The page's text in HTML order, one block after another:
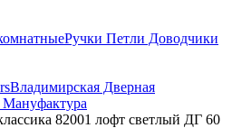
Ручки Петли Доводчики
Владимирская Дверная
Мануфактура
82001 лофт светлый ДГ 60